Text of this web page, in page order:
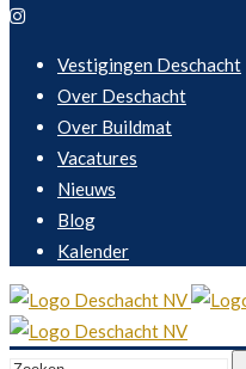
Vestigingen Deschacht
Over Deschacht
Over Buildmat
Vacatures
Nieuws
Blog
Kalender